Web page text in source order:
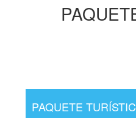
PAQUETE